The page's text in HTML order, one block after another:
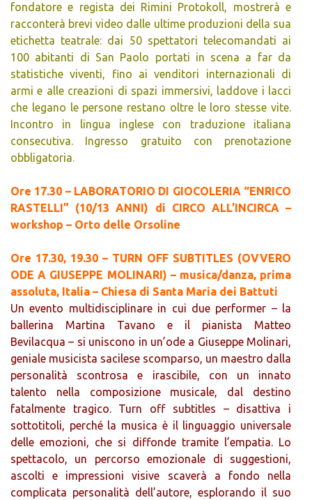
fondatore e regista dei Rimini Protokoll, mostrerà e
racconterà brevi video dalle ultime produzioni della sua
etichetta teatrale: dai 50 spettatori telecomandati ai
100 abitanti di San Paolo portati in scena a far da
statistiche viventi, fino ai venditori internazionali di
armi e alle creazioni di spazi immersivi, laddove i lacci
che legano le persone restano oltre le loro stesse vite.
Incontro in lingua inglese con traduzione italiana
consecutiva. Ingresso gratuito con prenotazione
obbligatoria.
Ore 17.30 – LABORATORIO DI GIOCOLERIA “ENRICO
RASTELLI” (10/13 ANNI) di CIRCO ALL’INCIRCA –
workshop – Orto delle Orsoline
Ore 17.30, 19.30 – TURN OFF SUBTITLES (OVVERO
ODE A GIUSEPPE MOLINARI) – musica/danza, prima
assoluta, Italia – Chiesa di Santa Maria dei Battuti
Un evento multidisciplinare in cui due performer – la
ballerina Martina Tavano e il pianista Matteo
Bevilacqua – si uniscono in un’ode a Giuseppe Molinari,
geniale musicista sacilese scomparso, un maestro dalla
personalità scontrosa e irascibile, con un innato
talento nella composizione musicale, dal destino
fatalmente tragico. Turn off subtitles – disattiva i
sottotitoli, perché la musica è il linguaggio universale
delle emozioni, che si diffonde tramite l’empatia. Lo
spettacolo, un percorso emozionale di suggestioni,
ascolti e impressioni visive scaverà a fondo nella
complicata personalità dell’autore, esplorando il suo